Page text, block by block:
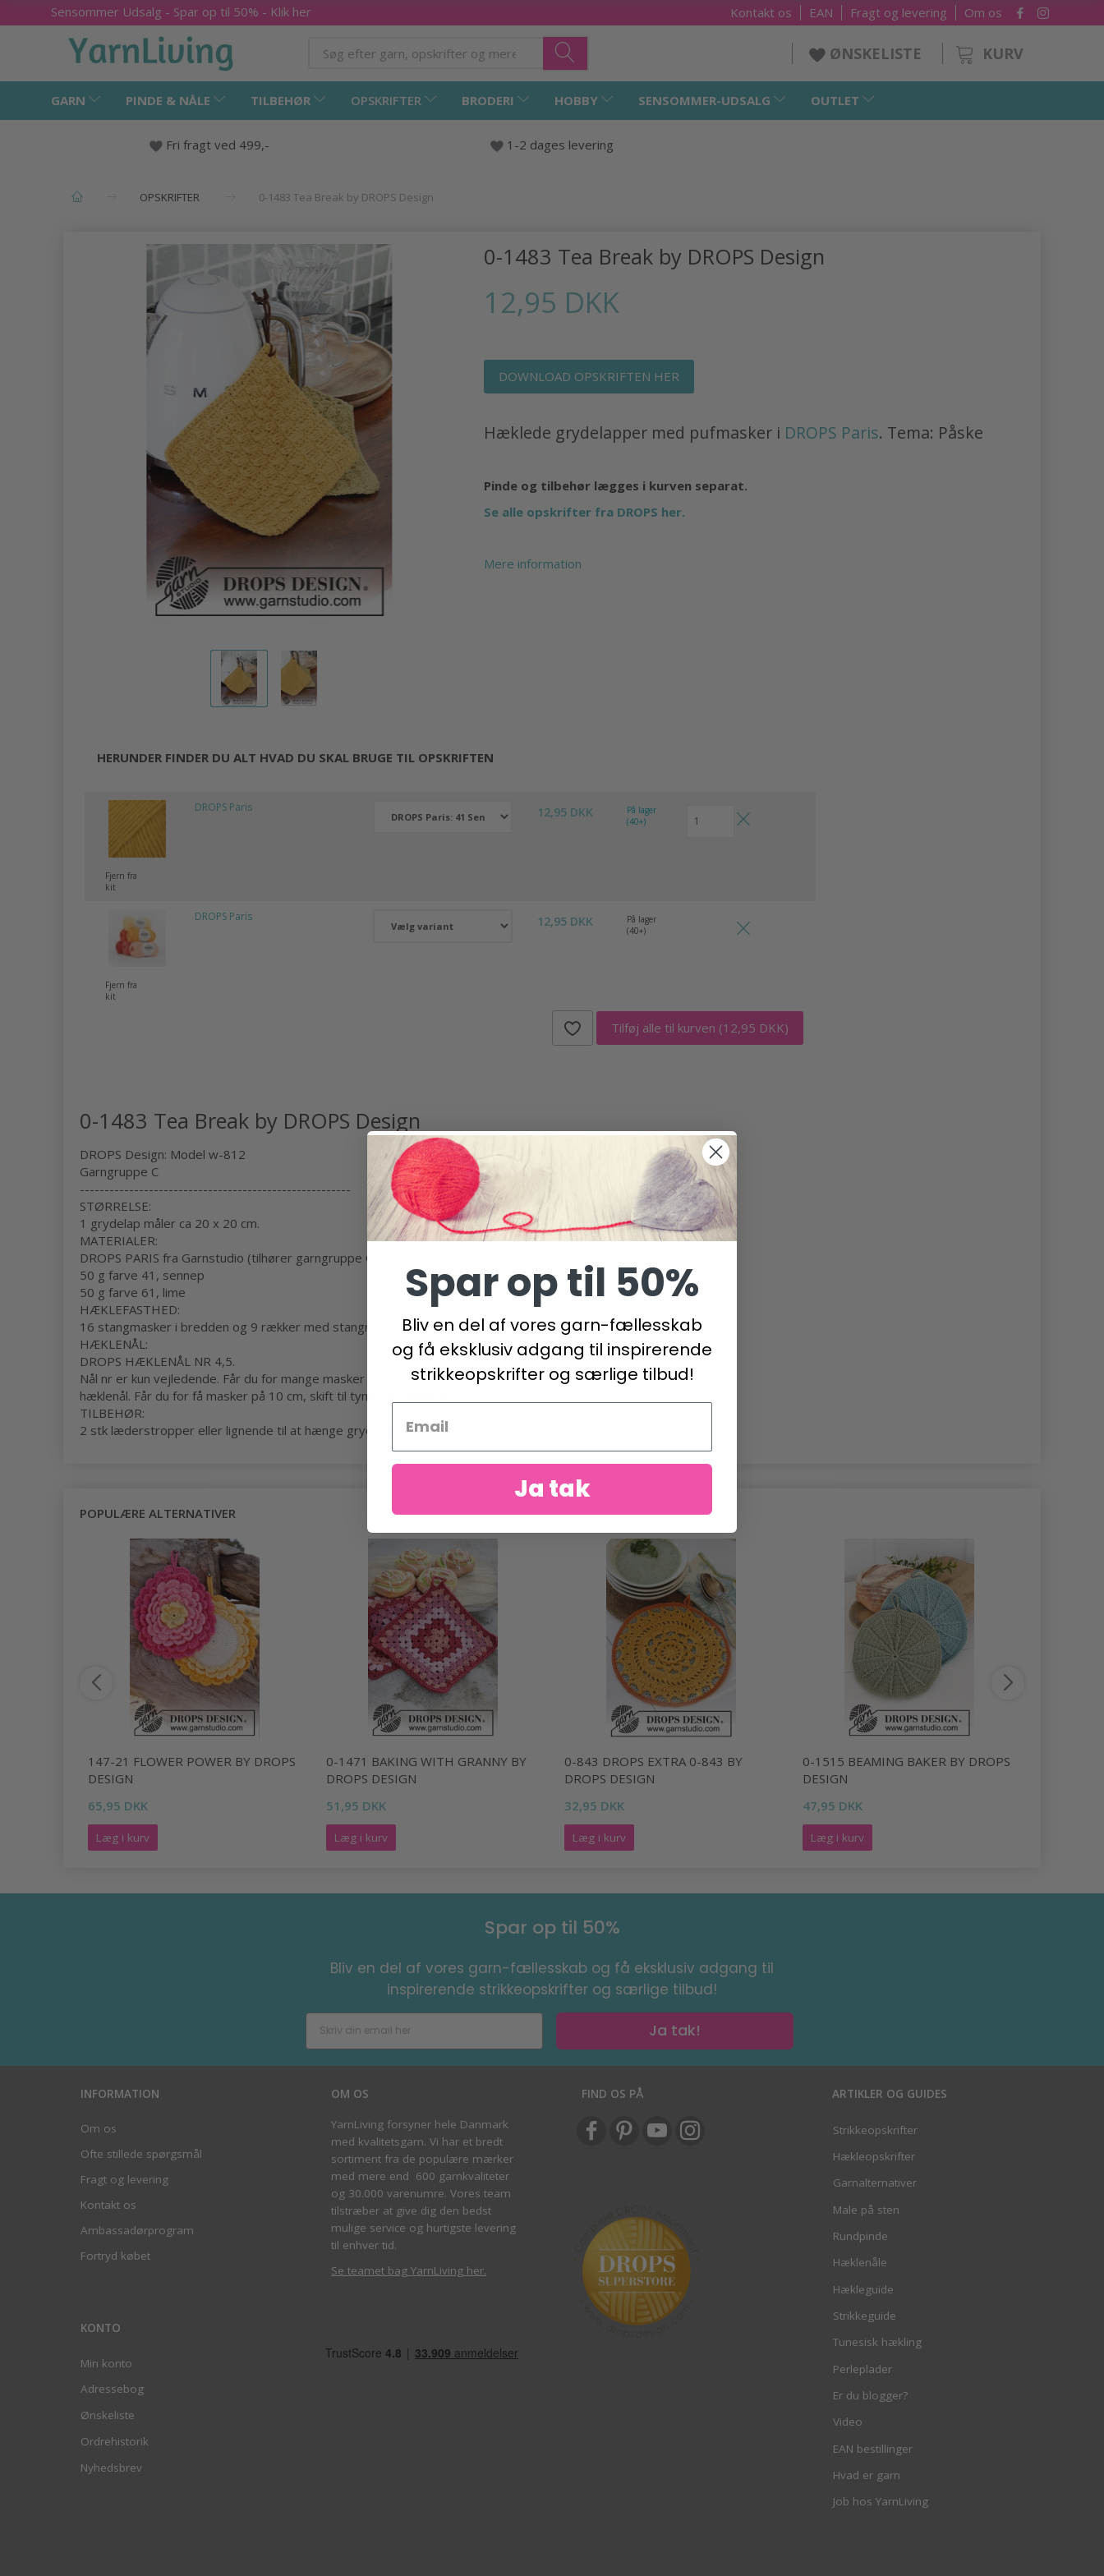
Sensommer Udsalg - Spar op til 50% - Klik her Om os
Fragt og levering
EAN
Kontakt os
KURV
ØNSKELISTE
GARN PINDE & NÅLE TILBEHØR OPSKRIFTER BRODERI HOBBY SENSOMMER-UDSALG OUTLET
Fri fragt ved 499,- 1-2 dages levering
OPSKRIFTER 0-1483 Tea Break by DROPS Design
0-1483 Tea Break by DROPS Design
12,95 DKK
DOWNLOAD OPSKRIFTEN HER
Hæklede grydelapper med pufmasker i DROPS Paris. Tema: Påske
Pinde og tilbehør lægges i kurven separat.
Se alle opskrifter fra DROPS her.
Mere information
HERUNDER FINDER DU ALT HVAD DU SKAL BRUGE TIL OPSKRIFTEN
DROPS Paris 12,95 DKK
På lager
(40+)
Fjern fra
kit
DROPS Paris 12,95 DKK
På lager
(40+)
Fjern fra
kit
Tilføj alle til kurven (12,95 DKK)
0-1483 Tea Break by DROPS Design
DROPS Design: Model w-812
Garngruppe C
-------------------------------------------------------
STØRRELSE:
1 grydelap måler ca 20 x 20 cm.
MATERIALER:
DROPS PARIS fra Garnstudio (tilhører garngruppe C)
50 g farve 41, sennep
50 g farve 61, lime
HÆKLEFASTHED:
16 stangmasker i bredden og 9 rækker med stangmasker i højden = 10 x 10 cm.
HÆKLENÅL:
DROPS HÆKLENÅL NR 4,5.
Nål nr er kun vejledende. Får du for mange masker på 10 cm, skift til tykkere
hæklenål. Får du for få masker på 10 cm, skift til tyndere hæklenål.
TILBEHØR:
2 stk læderstropper eller lignende til at hænge grydelapperne op i.
POPULÆRE ALTERNATIVER
147-21 FLOWER POWER BY DROPS
DESIGN
65,95 DKK
Læg i kurv
0-1471 BAKING WITH GRANNY BY
DROPS DESIGN
51,95 DKK
Læg i kurv
0-843 DROPS EXTRA 0-843 BY
DROPS DESIGN
32,95 DKK
Læg i kurv
0-1515 BEAMING BAKER BY DROPS
DESIGN
47,95 DKK
Læg i kurv
Spar op til 50%
Bliv en del af vores garn-fællesskab og få eksklusiv adgang til
inspirerende strikkeopskrifter og særlige tilbud!
Ja tak!
INFORMATION
Om os
Ofte stillede spørgsmål
Fragt og levering
Kontakt os
Ambassadørprogram
Fortryd købet
KONTO
Min konto
Adressebog
Ønskeliste
Ordrehistorik
Nyhedsbrev
OM OS
YarnLiving forsyner hele Danmark
med kvalitetsgarn. Vi har et bredt
sortiment fra de populære mærker
med mere end 600 garnkvaliteter
og 30.000 varenumre. Vores team
tilstræber at give dig den bedst
mulige service og hurtigste levering
til enhver tid.
Se teamet bag YarnLiving her.
FIND OS PÅ ARTIKLER OG GUIDES
Strikkeopskrifter
Hækleopskrifter
Garnalternativer
Male på sten
Rundpinde
Hæklenåle
Hækleguide
Strikkeguide
Tunesisk hækling
Perleplader
Er du blogger?
Video
EAN bestillinger
Hvad er garn
Job hos YarnLiving
Spar op til 50%
Bliv en del af vores garn-fællesskab
og få eksklusiv adgang til inspirerende
strikkeopskrifter og særlige tilbud!
Ja tak